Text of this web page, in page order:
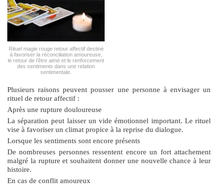
Rituel magie rouge retour affectif destiné
à favoriser la réconciliation amoureuse,
le retour de l’être aimé et le renforcement
des sentiments dans une relation
sentimentale.
Plusieurs raisons peuvent pousser une personne à envisager un
rituel de retour affectif :
Après une rupture douloureuse
La séparation peut laisser un vide émotionnel important. Le rituel
vise à favoriser un climat propice à la reprise du dialogue.
Lorsque les sentiments sont encore présents
De nombreuses personnes ressentent encore un fort attachement
malgré la rupture et souhaitent donner une nouvelle chance à leur
histoire.
En cas de conflit amoureux